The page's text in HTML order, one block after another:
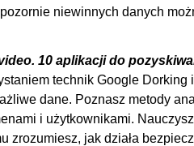
niewinnych danych
10 aplikacji do
technik Google
dane. Poznasz metody
i użytkownikami.
zrozumiesz, jak działa